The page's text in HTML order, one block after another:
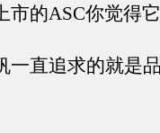
的ASC你觉得它
直追求的就是品